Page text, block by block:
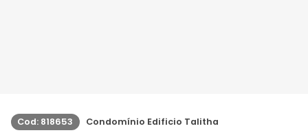
Cod: 818653 Condomínio Edificio Talitha